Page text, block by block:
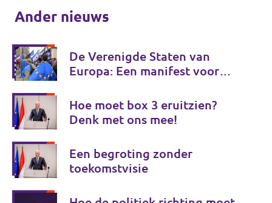
Ander nieuws
De Verenigde Staten van
Europa: Een manifest voor
Hoe moet box 3 eruitzien?
Denk met ons mee!
Een begroting zonder
toekomstvisie